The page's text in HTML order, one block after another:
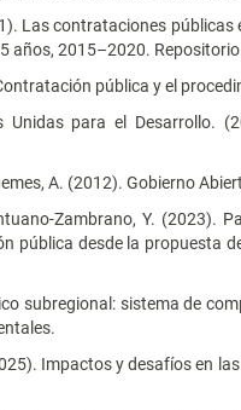
Las contrataciones
años, 2015–2020. Repositorio
pública y el
Unidas para el Desarrollo.
A. (2012). Gobierno
Zambrano, Y. (2023).
pública desde la propuesta
subregional: sistema de
Impactos y desafíos en